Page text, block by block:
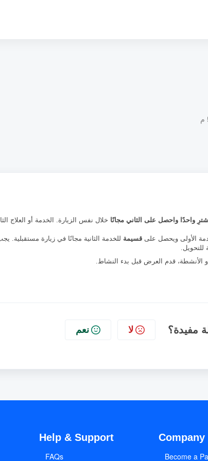
واحدًا واحصل على الثاني مجانًا خلال نفس الزيارة. الخدمة أو العلاج
الأولى ويحصل على قسيمة للخدمة الثانية مجانًا في زيارة مستقبلية.
للتحويل.
الأنشطة، قدم العرض قبل بدء النشاط.
مفيدة؟ لا نعم
Company
Become a
Help & Support
FAQs